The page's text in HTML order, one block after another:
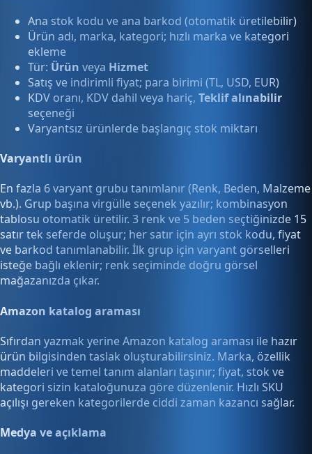
Ana stok kodu ve ana barkod (otomatik üretilebilir)
Ürün adı, marka, kategori; hızlı marka ve kategori
ekleme
Tür: Ürün veya Hizmet
Satış ve indirimli fiyat; para birimi (TL, USD, EUR)
KDV oranı, KDV dahil veya hariç, Teklif alınabilir
seçeneği
Varyantsız ürünlerde başlangıç stok miktarı
Varyantlı ürün
En fazla 6 varyant grubu tanımlanır (Renk, Beden, Malzeme
vb.). Grup başına virgülle seçenek yazılır; kombinasyon
tablosu otomatik üretilir. 3 renk ve 5 beden seçtiğinizde 15
satır tek seferde oluşur; her satır için ayrı stok kodu, fiyat
ve barkod tanımlanabilir. İlk grup için varyant görselleri
isteğe bağlı eklenir; renk seçiminde doğru görsel
mağazanızda çıkar.
Amazon katalog araması
Sıfırdan yazmak yerine Amazon katalog araması ile hazır
ürün bilgisinden taslak oluşturabilirsiniz. Marka, özellik
maddeleri ve temel tanım alanları taşınır; fiyat, stok ve
kategori sizin kataloğunuza göre düzenlenir. Hızlı SKU
açılışı gereken kategorilerde ciddi zaman kazancı sağlar.
Medya ve açıklama